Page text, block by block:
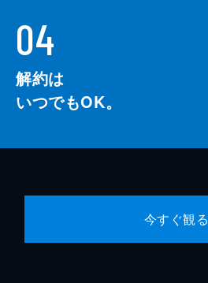
04
解約は
いつでもOK。
今すぐ観る